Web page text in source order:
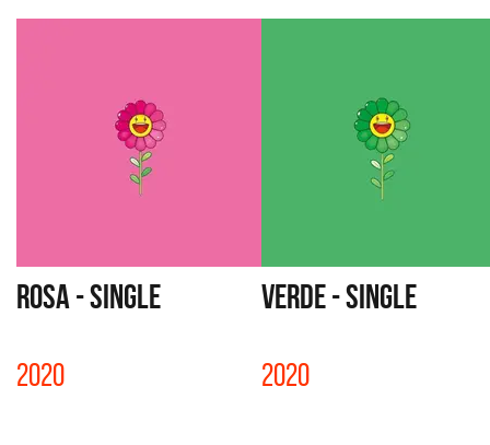
ROSA - SINGLE
2020
VERDE - SINGLE
2020